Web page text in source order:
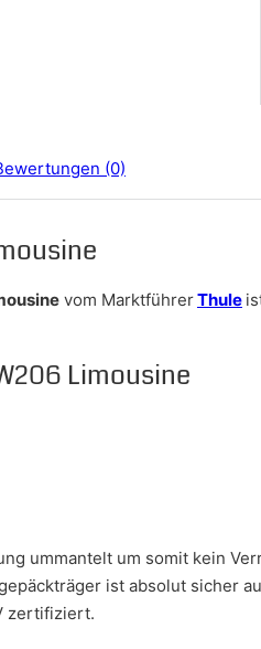
(0)
vom MarktführerThule
Limousine
ummantelt um somit kein
ist absolut sicher
zertifiziert.